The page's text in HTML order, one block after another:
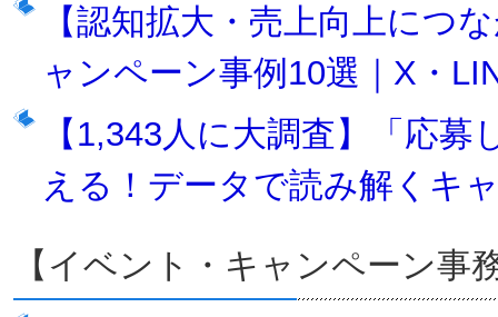
【認知拡大・売上向上につ
ャンペーン事例10選｜X・
【1,343人に大調査】「応
える！データで読み解くキ
【イベント・キャンペーン事